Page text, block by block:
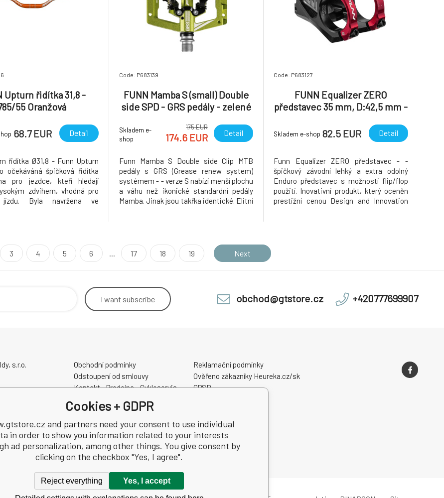
Upturn řidítka 31,8 -
55 Oranžová
68.7 EUR Detail
řidítka Ø31,8 - Funn Upturn
očekáváná špičková řidítka
pro jezdce, kteří hledají
zdvihem, vhodná pro
jízdu. Byla navržena ve
Code: P683139
FUNN Mamba S (small) Double
side SPD - GRS pedály - zelené
Skladem e-
shop
175 EUR
174.6 EUR Detail
Funn Mamba S Double side Clip MTB
pedály s GRS (Grease renew system)
systémem - - verze S nabízí menší plochu
a váhu než ikonické standardní pedály
Mamba. Jinak jsou takřka identické. Elitní
nutnosti dem
Code: P683127
FUNN Equalizer ZERO
představec 35 mm, D:42,5 mm -
Skladem e-shop 82.5 EUR Detail
Funn Equalizer ZERO představec - -
špičkový závodní lehký a extra odolný
Enduro představec s možností flip/flop
použití. Inovativní produkt, který oceněn
prestižní cenou Design and Innovation
3 4 5 6 ... 17 18 19 Next
I want subscribe obchod@gtstore.cz +420777699907
s.r.o.
22259848
Obchodní podmínky
Odstoupení od smlouvy
Kontakt - Prodejna - Cykloservis
Slevové a dárkové poukazy
Elektrokola AKUMO.cz
Reklamační podmínky
Ověřeno zákazníky Heureka.cz/sk
GPSR
Cookies + GDPR
and partners need your consent to use individual
in order to show you information related to your interests
ad personalization, among other things. You give consent by
clicking on the checkbox "Yes, I agree".
Reject everything Yes, I accept